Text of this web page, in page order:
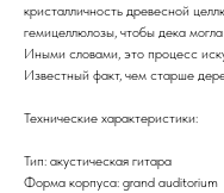
кристалличность древесной
гемицеллюлозы, чтобы дека
Иными словами, это процесс
Известный факт, чем старше
Технические характеристики:
Тип: акустическая гитара
Форма корпуса: grand auditorium